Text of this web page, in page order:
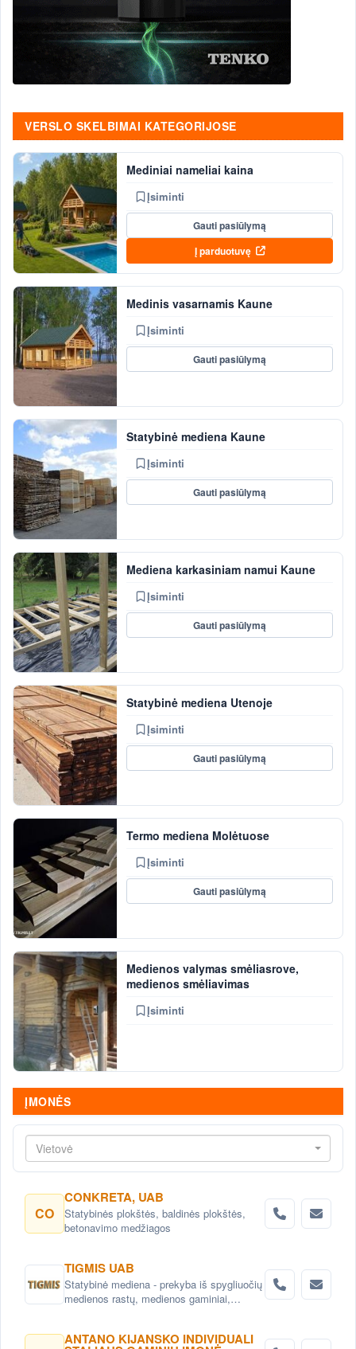
VERSLO SKELBIMAI KATEGORIJOSE
Mediniai nameliai kaina
Įsiminti
Gauti pasiūlymą
Į parduotuvę
Medinis vasarnamis Kaune
Įsiminti
Gauti pasiūlymą
Statybinė mediena Kaune
Įsiminti
Gauti pasiūlymą
Mediena karkasiniam namui Kaune
Įsiminti
Gauti pasiūlymą
Statybinė mediena Utenoje
Įsiminti
Gauti pasiūlymą
Termo mediena Molėtuose
Įsiminti
Gauti pasiūlymą
Medienos valymas smėliasrove,
medienos smėliavimas
Įsiminti
ĮMONĖS
Vietovė
CO
CONKRETA, UAB
Statybinės plokštės, baldinės plokštės,
betonavimo medžiagos
TIGMIS UAB
Statybinė mediena - prekyba iš spygliuočių
medienos rastų, medienos gaminiai,
ANTANO KIJANSKO INDIVIDUALI